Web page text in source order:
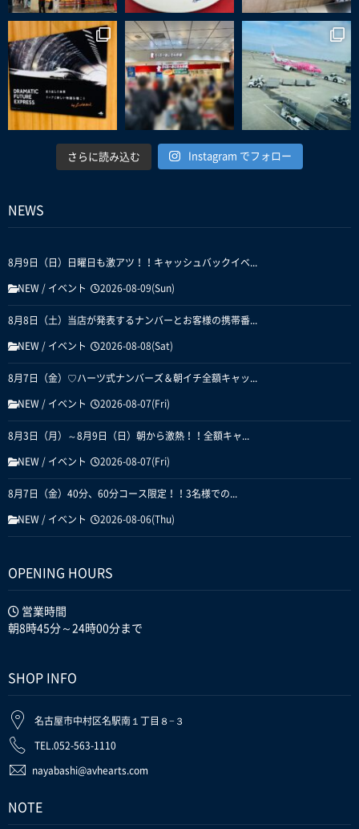
さらに読み込む Instagram でフォロー
NEWS
8月9日（日）日曜日も激アツ！！キャッシュバックイベ...
NEW / イベント 2026-08-09(Sun)
8月8日（土）当店が発表するナンバーとお客様の携帯番...
NEW / イベント 2026-08-08(Sat)
8月7日（金）♡ハーツ式ナンバーズ＆朝イチ全額キャッ...
NEW / イベント 2026-08-07(Fri)
8月3日（月）～8月9日（日）朝から激熱！！全額キャ...
NEW / イベント 2026-08-07(Fri)
8月7日（金）40分、60分コース限定！！3名様での...
NEW / イベント 2026-08-06(Thu)
OPENING HOURS
営業時間
朝8時45分～24時00分まで
SHOP INFO
名古屋市中村区名駅南１丁目８−３
TEL.052-563-1110
nayabashi@avhearts.com
NOTE